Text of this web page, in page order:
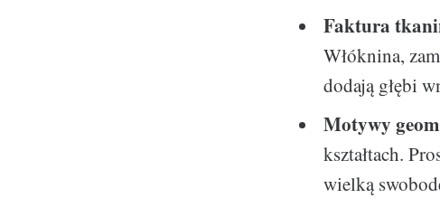
Faktura
Włóknina,
dodają głębi
Motywy
kształtach.
wielką